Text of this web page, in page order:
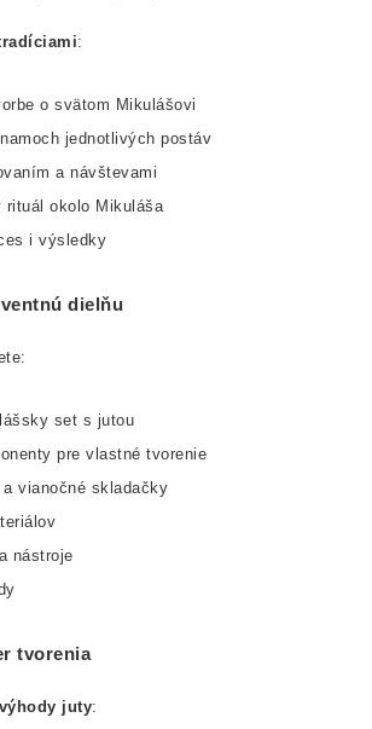
:
o svätom Mikulášovi
jednotlivých postáv
a návštevami
rituál okolo Mikuláša
i výsledky
dielňu
set s jutou
pre vlastné tvorenie
a vianočné skladačky
nástroje
tvorenia
juty: